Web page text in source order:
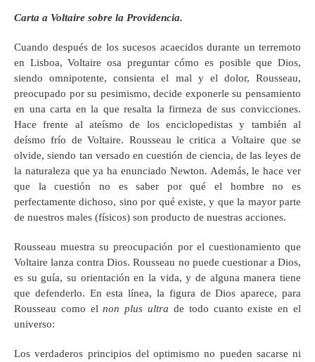
Carta a Voltaire sobre la Providencia.
Cuando después de los sucesos acaecidos durante un terremoto
en Lisboa, Voltaire osa preguntar cómo es posible que Dios,
siendo omnipotente, consienta el mal y el dolor, Rousseau,
preocupado por su pesimismo, decide exponerle su pensamiento
en una carta en la que resalta la firmeza de sus convicciones.
Hace frente al ateísmo de los enciclopedistas y también al
deísmo frío de Voltaire. Rousseau le critica a Voltaire que se
olvide, siendo tan versado en cuestión de ciencia, de las leyes de
la naturaleza que ya ha enunciado Newton. Además, le hace ver
que la cuestión no es saber por qué el hombre no es
perfectamente dichoso, sino por qué existe, y que la mayor parte
de nuestros males (físicos) son producto de nuestras acciones.
Rousseau muestra su preocupación por el cuestionamiento que
Voltaire lanza contra Dios. Rousseau no puede cuestionar a Dios,
es su guía, su orientación en la vida, y de alguna manera tiene
que defenderlo. En esta línea, la figura de Dios aparece, para
Rousseau como elnon plus ultra de todo cuanto existe en el
universo:
Los verdaderos principios del optimismo no pueden sacarse ni